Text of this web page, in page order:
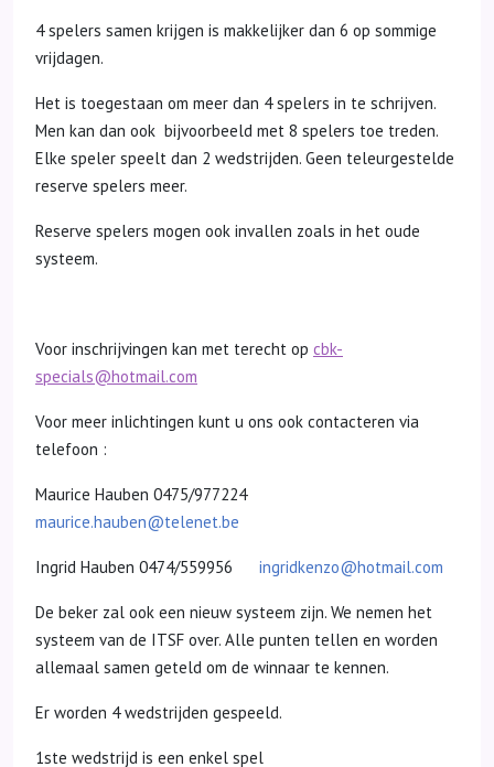
4 spelers samen krijgen is makkelijker dan 6 op sommige
vrijdagen.
Het is toegestaan om meer dan 4 spelers in te schrijven.
Men kan dan ook bijvoorbeeld met 8 spelers toe treden.
Elke speler speelt dan 2 wedstrijden. Geen teleurgestelde
reserve spelers meer.
Reserve spelers mogen ook invallen zoals in het oude
systeem.
Voor inschrijvingen kan met terecht op cbk-
specials@hotmail.com
Voor meer inlichtingen kunt u ons ook contacteren via
telefoon :
Maurice Hauben 0475/977224
maurice.hauben@telenet.be
Ingrid Hauben 0474/559956 ingridkenzo@hotmail.com
De beker zal ook een nieuw systeem zijn. We nemen het
systeem van de ITSF over. Alle punten tellen en worden
allemaal samen geteld om de winnaar te kennen.
Er worden 4 wedstrijden gespeeld.
1ste wedstrijd is een enkel spel